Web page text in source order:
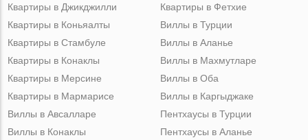
Квартиры в Джикджилли
Квартиры в Фетхие
Квартиры в Коньяалты
Квартиры в Стамбуле
Квартиры в Конаклы
Квартиры в Мерсине
Квартиры в Мармарисе
Виллы в Турции
Виллы в Аланье
Виллы в Махмутларе
Виллы в Оба
Виллы в Каргыджаке
Виллы в Авсалларе
Виллы в Конаклы
Пентхаусы в Турции
Пентхаусы в Аланье